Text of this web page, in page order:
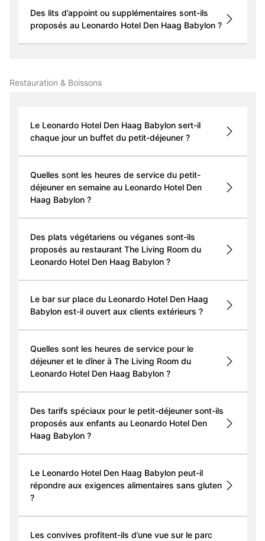
Des lits d’appoint ou supplémentaires sont-ils
proposés au Leonardo Hotel Den Haag Babylon ?
Restauration & Boissons
Le Leonardo Hotel Den Haag Babylon sert-il
chaque jour un buffet du petit-déjeuner ?
Quelles sont les heures de service du petit-
déjeuner en semaine au Leonardo Hotel Den
Haag Babylon ?
Des plats végétariens ou véganes sont-ils
proposés au restaurant The Living Room du
Leonardo Hotel Den Haag Babylon ?
Le bar sur place du Leonardo Hotel Den Haag
Babylon est-il ouvert aux clients extérieurs ?
Quelles sont les heures de service pour le
déjeuner et le dîner à The Living Room du
Leonardo Hotel Den Haag Babylon ?
Des tarifs spéciaux pour le petit-déjeuner sont-ils
proposés aux enfants au Leonardo Hotel Den
Haag Babylon ?
Le Leonardo Hotel Den Haag Babylon peut-il
répondre aux exigences alimentaires sans gluten
?
Les convives profitent-ils d’une vue sur le parc